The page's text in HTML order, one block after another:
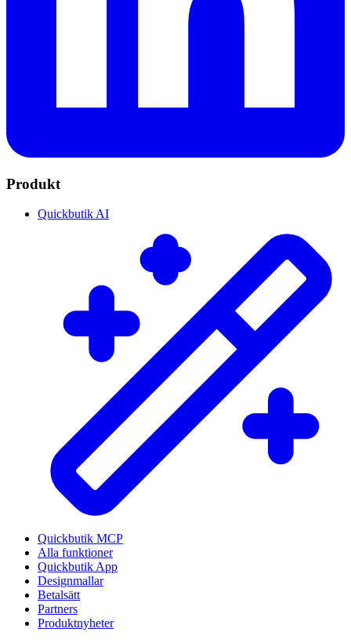
Produkt
Quickbutik AI
Quickbutik MCP
Alla funktioner
Quickbutik App
Designmallar
Betalsätt
Partners
Produktnyheter